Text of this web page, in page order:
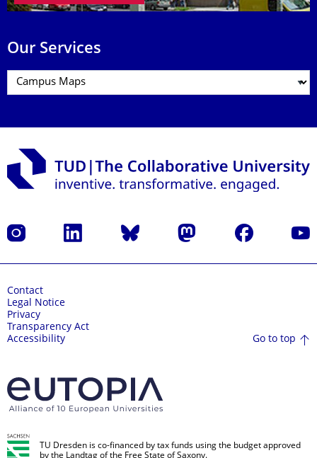
Our Services
Instagram LinkedIn Bluesky Mastodon Facebook
Contact
Legal Notice
Privacy
Transparency Act
Accessibility
Go to top
TU Dresden is co-financed by tax funds using the budget approved